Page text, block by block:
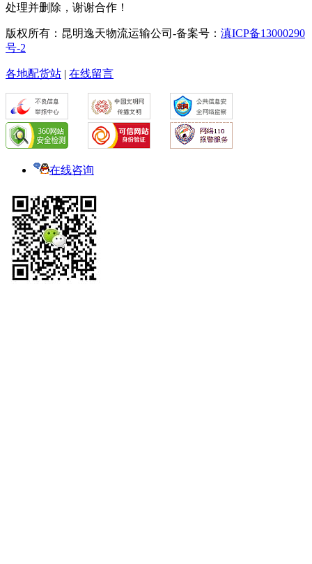
处理并删除，谢谢合作！
版权所有：昆明逸天物流运输公司-备案号： 滇ICP备13000290
号-2
各地配货站 | 在线留言
在线咨询